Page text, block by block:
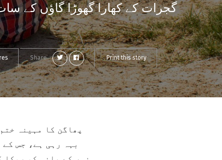
گجرات کے کھارا گھوڑا گاؤں کے
Share Print this story
پھاگن کا مہینہ
بہہ رہی ہے، جس